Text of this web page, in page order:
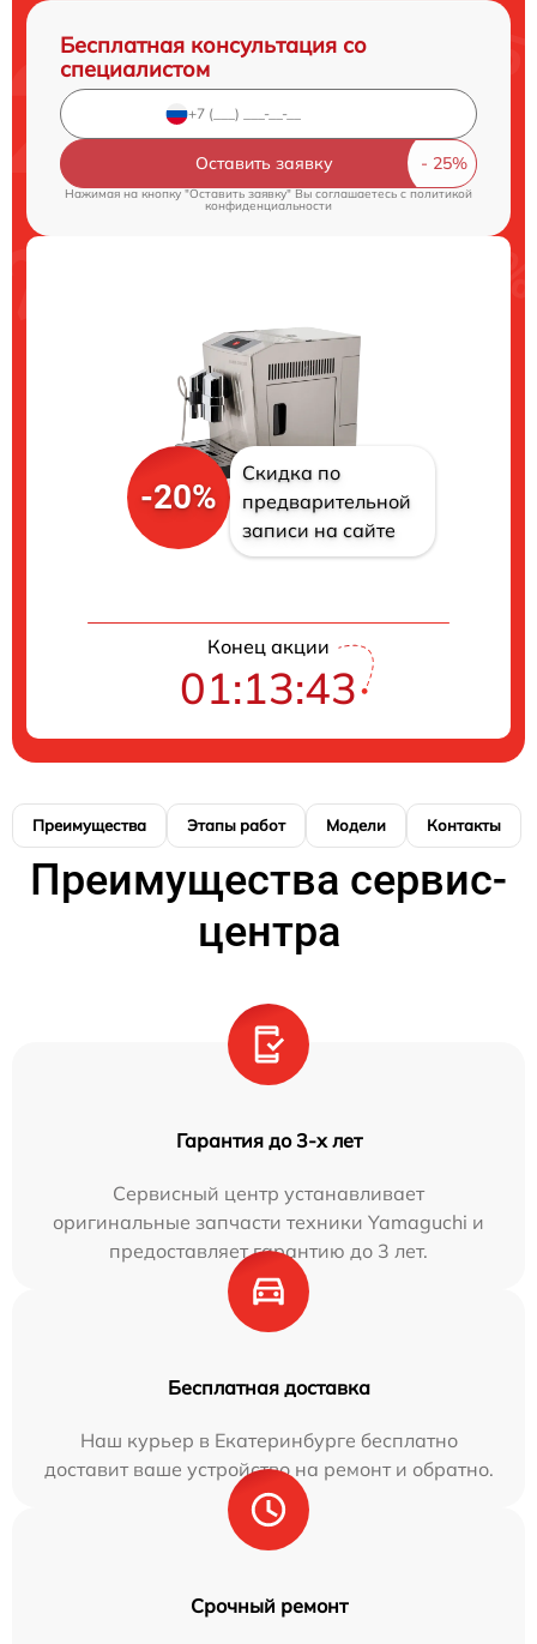
Бесплатная консультация со
специалистом
Оставить заявку
Нажимая на кнопку "Оставить заявку" Вы соглашаетесь cполитикой
конфиденциальности
-20%
Скидка по
предварительной
записи на сайте
Конец акции
01:13:42
Преимущества Этапы работ Модели Контакты
Преимущества сервис-
центра
Гарантия до 3-х лет
Сервисный центр устанавливает
оригинальные запчасти техники Yamaguchi и
предоставляет гарантию до 3 лет.
Бесплатная доставка
Наш курьер в Екатеринбурге бесплатно
доставит ваше устройство на ремонт и обратно.
Срочный ремонт